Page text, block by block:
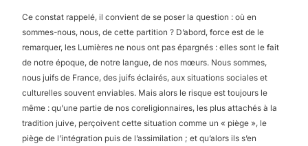
Ce constat rappelé, il convient de se poser la question : où en
sommes-nous, nous, de cette partition ? D’abord, force est de le
remarquer, les Lumières ne nous ont pas épargnés : elles sont le fait
de notre époque, de notre langue, de nos mœurs. Nous sommes,
nous juifs de France, des juifs éclairés, aux situations sociales et
culturelles souvent enviables. Mais alors le risque est toujours le
même : qu’une partie de nos coreligionnaires, les plus attachés à la
tradition juive, perçoivent cette situation comme un « piège », le
piège de l’intégration puis de l’assimilation ; et qu’alors ils s’en